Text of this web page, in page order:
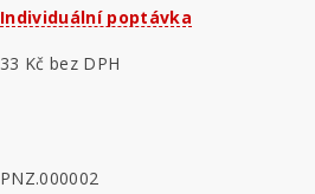
Individuální poptávka
33 Kč bez DPH
PNZ.000002